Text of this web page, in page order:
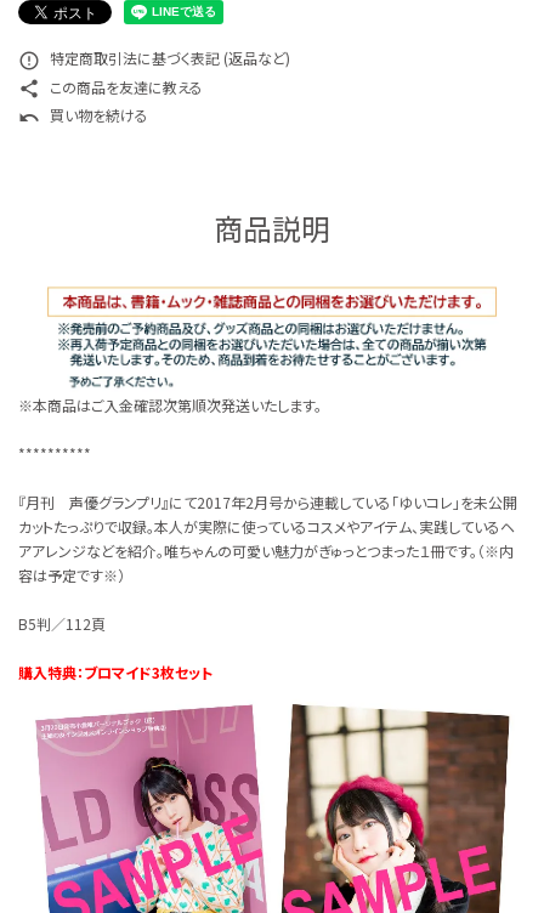
error_outline 特定商取引法に基づく表記 (返品など)
share この商品を友達に教える
undo 買い物を続ける
商品説明
※本商品はご入金確認次第順次発送いたします。
**********
『月刊 声優グランプリ』にて2017年2月号から連載している「ゆいコレ」を未公開
カットたっぷりで収録。本人が実際に使っているコスメやアイテム、実践しているヘ
アアレンジなどを紹介。唯ちゃんの可愛い魅力がぎゅっとつまった１冊です。（※内
容は予定です※）
B5判／112頁
購入特典：ブロマイド3枚セット